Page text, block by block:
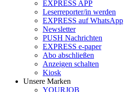
EXPRESS APP
Leserreporter/in werden
EXPRESS auf WhatsApp
Newsletter
PUSH Nachrichten
EXPRESS e-paper
Abo abschließen
Anzeigen schalten
Kiosk
Unsere Marken
YOURJOB